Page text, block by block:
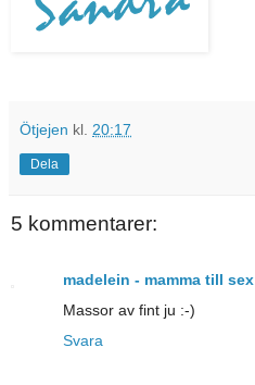
Ötjejen kl. 20:17
Dela
5 kommentarer:
madelein - mamma till sex
Massor av fint ju :-)
Svara